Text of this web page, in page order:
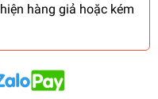
hàng giả hoặc kém